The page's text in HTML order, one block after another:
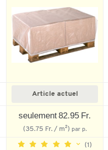
Article actuel
seulement 82.95 Fr.
(35.75 Fr. / m²) par p.
(1)